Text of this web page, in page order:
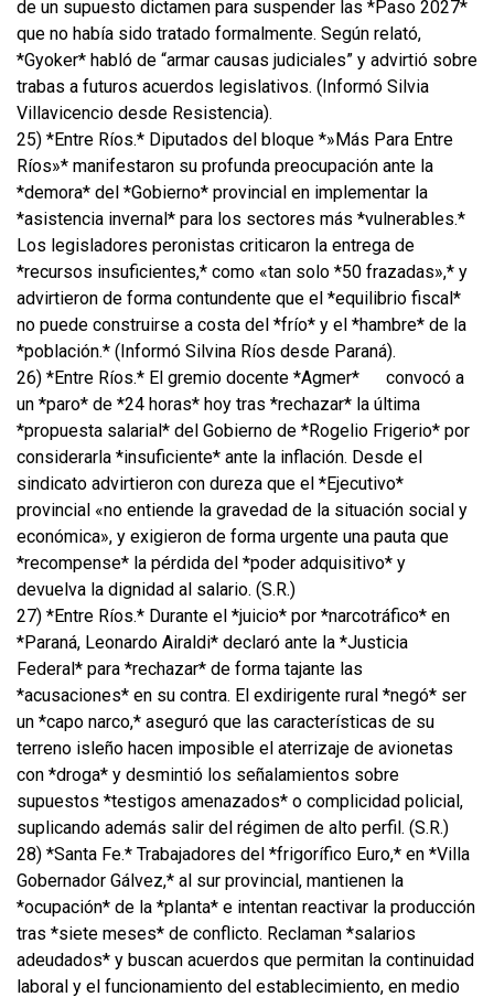
de un supuesto dictamen para suspender las *Paso 2027*
que no había sido tratado formalmente. Según relató,
*Gyoker* habló de “armar causas judiciales” y advirtió sobre
trabas a futuros acuerdos legislativos. (Informó Silvia
Villavicencio desde Resistencia).
25) *Entre Ríos.* Diputados del bloque *»Más Para Entre
Ríos»* manifestaron su profunda preocupación ante la
*demora* del *Gobierno* provincial en implementar la
*asistencia invernal* para los sectores más *vulnerables.*
Los legisladores peronistas criticaron la entrega de
*recursos insuficientes,* como «tan solo *50 frazadas»,* y
advirtieron de forma contundente que el *equilibrio fiscal*
no puede construirse a costa del *frío* y el *hambre* de la
*población.* (Informó Silvina Ríos desde Paraná).
26) *Entre Ríos.* El gremio docente *Agmer*
convocó a
un *paro* de *24 horas* hoy tras *rechazar* la última
*propuesta salarial* del Gobierno de *Rogelio Frigerio* por
considerarla *insuficiente* ante la inflación. Desde el
sindicato advirtieron con dureza que el *Ejecutivo*
provincial «no entiende la gravedad de la situación social y
económica», y exigieron de forma urgente una pauta que
*recompense* la pérdida del *poder adquisitivo* y
devuelva la dignidad al salario. (S.R.)
27) *Entre Ríos.* Durante el *juicio* por *narcotráfico* en
*Paraná, Leonardo Airaldi* declaró ante la *Justicia
Federal* para *rechazar* de forma tajante las
*acusaciones* en su contra. El exdirigente rural *negó* ser
un *capo narco,* aseguró que las características de su
terreno isleño hacen imposible el aterrizaje de avionetas
con *droga* y desmintió los señalamientos sobre
supuestos *testigos amenazados* o complicidad policial,
suplicando además salir del régimen de alto perfil. (S.R.)
28) *Santa Fe.* Trabajadores del *frigorífico Euro,* en *Villa
Gobernador Gálvez,* al sur provincial, mantienen la
*ocupación* de la *planta* e intentan reactivar la producción
tras *siete meses* de conflicto. Reclaman *salarios
adeudados* y buscan acuerdos que permitan la continuidad
laboral y el funcionamiento del establecimiento, en medio